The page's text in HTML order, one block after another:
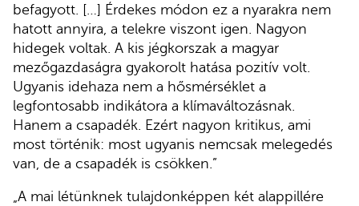
befagyott. […] Érdekes módon ez a nyarakra nem
hatott annyira, a telekre viszont igen. Nagyon
hidegek voltak. A kis jégkorszak a magyar
mezőgazdaságra gyakorolt hatása pozitív volt.
Ugyanis idehaza nem a hősmérséklet a
legfontosabb indikátora a klímaváltozásnak.
Hanem a csapadék. Ezért nagyon kritikus, ami
most történik: most ugyanis nemcsak melegedés
van, de a csapadék is csökken.”
„A mai létünknek tulajdonképpen két alappillére